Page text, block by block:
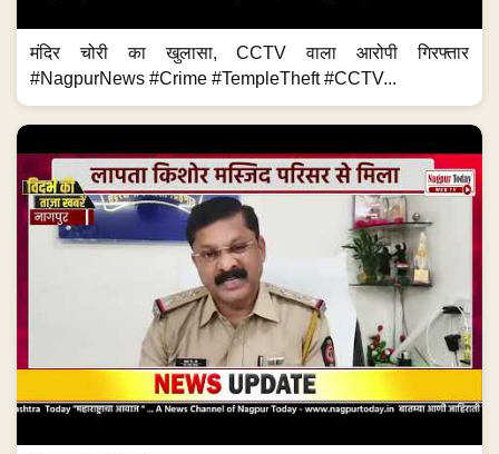
मंदिर चोरी का खुलासा, CCTV वाला आरोपी गिरफ्तार
#NagpurNews #Crime #TempleTheft #CCTV...